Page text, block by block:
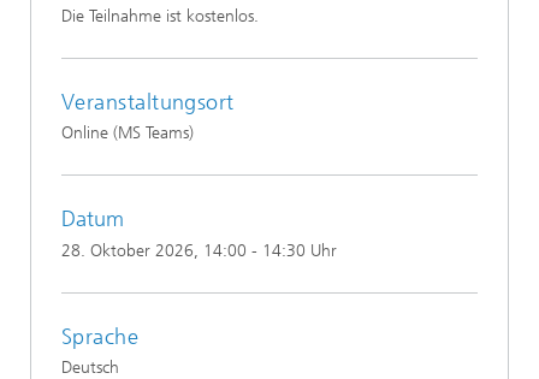
Die Teilnahme ist kostenlos.
Veranstaltungsort
Online (MS Teams)
Datum
28. Oktober 2026, 14:00 - 14:30 Uhr
Sprache
Deutsch